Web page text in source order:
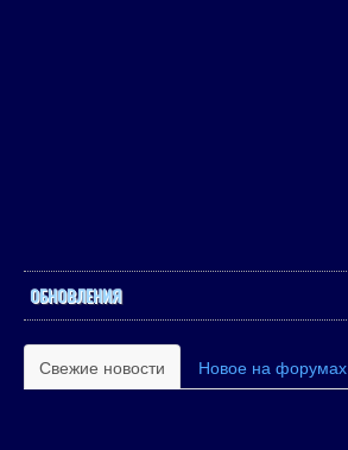
ОБНОВЛЕНИЯ
Свежие новости Новое на форумах